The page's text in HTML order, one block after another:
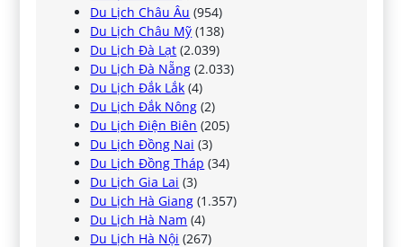
Du Lịch Châu Âu (954)
Du Lịch Châu Mỹ (138)
Du Lịch Đà Lạt (2.039)
Du Lịch Đà Nẵng (2.033)
Du Lịch Đắk Lắk (4)
Du Lịch Đắk Nông (2)
Du Lịch Điện Biên (205)
Du Lịch Đồng Nai (3)
Du Lịch Đồng Tháp (34)
Du Lịch Gia Lai (3)
Du Lịch Hà Giang (1.357)
Du Lịch Hà Nam (4)
Du Lịch Hà Nội (267)